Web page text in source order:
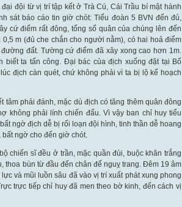
đội từ vị trí tập kết ở Trà Cú, Cái Trầu bí mật hành
sát báo cáo tin giờ chót: Tiếu đoàn 5 BVN đến đủ,
cứ điểm rất đông, tổng số quân của chúng lên đến
m (đủ che chắn cho người nằm), có hai hoả điểm
đất. Tường cứ điểm đã xây xong cao hơn 1m.
biết ta tấn công. Đại bác của địch xuống đặt tại Bố
địch càn quét, chứ không phải vì ta bị lộ kế hoạch
tâm phải đánh, mặc dù địch có tăng thêm quân đông
không phải lính chiến đấu. Vì vậy ban chỉ huy tiểu
ngờ địch dễ bị rối loạn đội hình, tinh thần dễ hoang
bất ngờ cho đến giờ chót.
chiến sĩ đều ở trần, mặc quần đùi, buộc khăn trắng
thoa bùn từ đầu đến chân để nguỵ trang. Đêm 19 âm
và mũi luồn sâu đã vào vị trí xuất phát xung phong
trực tiếp chỉ huy đã men theo bờ kinh, đến cách vị